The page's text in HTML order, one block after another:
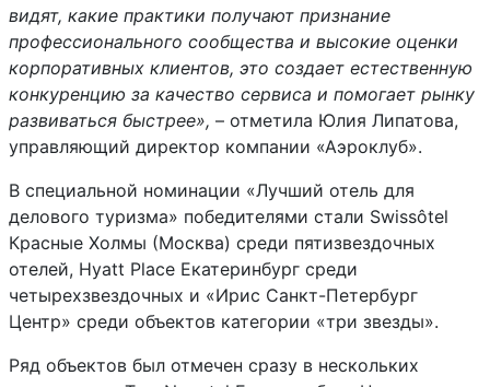
видят, какие практики получают признание
профессионального сообщества и высокие оценки
корпоративных клиентов, это создает естественную
конкуренцию за качество сервиса и помогает рынку
развиваться быстрее», – отметила Юлия Липатова,
управляющий директор компании «Аэроклуб».
В специальной номинации «Лучший отель для
делового туризма» победителями стали Swissôtel
Красные Холмы (Москва) среди пятизвездочных
отелей, Hyatt Place Екатеринбург среди
четырехзвездочных и «Ирис Санкт-Петербург
Центр» среди объектов категории «три звезды».
Ряд объектов был отмечен сразу в нескольких